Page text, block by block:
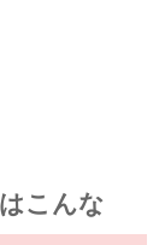
こんな